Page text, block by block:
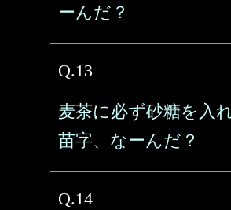
ーんだ？
Q.13
麦茶に必ず砂糖を入
苗字、なーんだ？
Q.14